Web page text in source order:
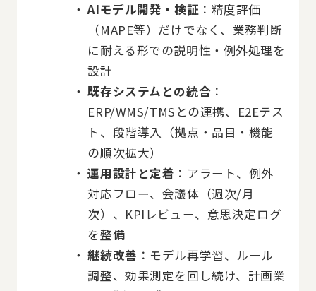
AIモデル開発・検証 ：精度評価
（MAPE等）だけでなく、業務判断
に耐える形での説明性・例外処理を
設計
既存システムとの統合 ：
ERP/WMS/TMSとの連携、E2Eテス
ト、段階導入（拠点・品目・機能
の順次拡大）
運用設計と定着 ：アラート、例外
対応フロー、会議体（週次/月
次）、KPIレビュー、意思決定ログ
を整備
継続改善 ：モデル再学習、ルール
調整、効果測定を回し続け、計画業